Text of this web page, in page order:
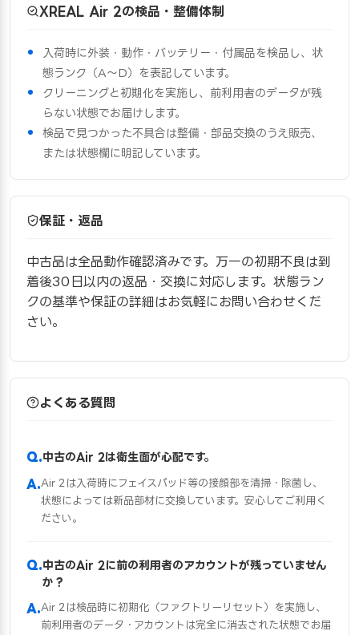
XREAL Air 2の検品・整備体制
入荷時に外装・動作・バッテリー・付属品を検品し、状
態ランク（A〜D）を表記しています。
クリーニングと初期化を実施し、前利用者のデータが残
らない状態でお届けします。
検品で見つかった不具合は整備・部品交換のうえ販売、
または状態欄に明記しています。
保証・返品
中古品は全品動作確認済みです。万一の初期不良は到
着後30日以内の返品・交換に対応します。状態ラン
クの基準や保証の詳細はお気軽にお問い合わせくだ
さい。
よくある質問
中古のAir 2は衛生面が心配です。
Air 2は入荷時にフェイスパッド等の接顔部を清掃・除菌し、
状態によっては新品部材に交換しています。安心してご利用く
ださい。
中古のAir 2に前の利用者のアカウントが残っていません
か？
Air 2は検品時に初期化（ファクトリーリセット）を実施し、
前利用者のデータ・アカウントは完全に消去された状態でお届